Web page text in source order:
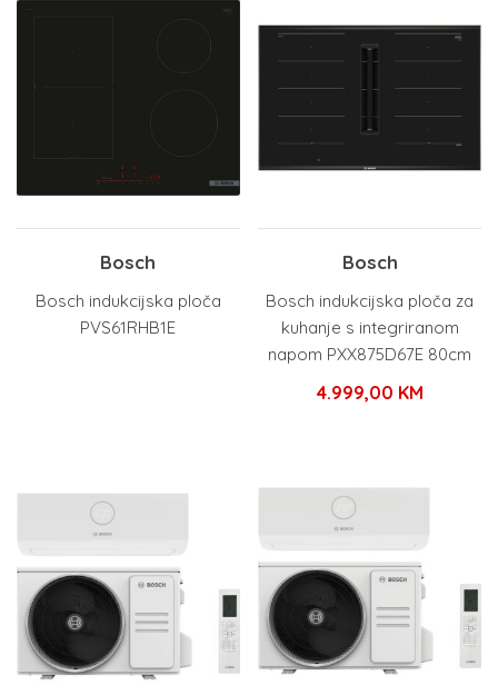
Bosch
Bosch indukcijska ploča
PVS61RHB1E
Bosch
Bosch indukcijska ploča za
kuhanje s integriranom
napom PXX875D67E 80cm
4.999,00 KM